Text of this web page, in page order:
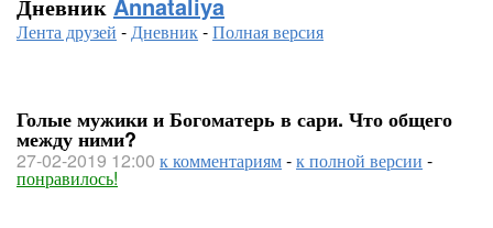
Лента друзей -Дневник-Полная версия
Голые мужики и Богоматерь в сари. Что общего
между ними?
27-02-2019 12:00 к комментариям-к полной версии -
понравилось!